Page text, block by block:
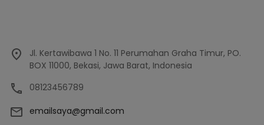
Jl. Kertawibawa 1 No. 11 Perumahan Graha Timur, PO.
BOX 11000, Bekasi, Jawa Barat, Indonesia
08123456789
emailsaya@gmail.com